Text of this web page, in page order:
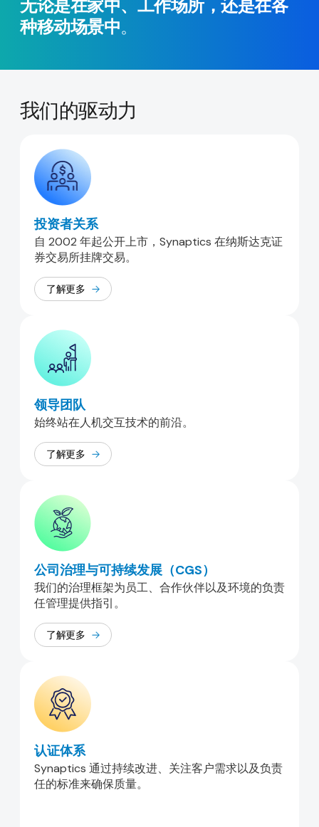
无论是在家中、工作场所，还是在各
种移动场景中。
我们的驱动力
投资者关系
自 2002 年起公开上市，Synaptics 在纳斯达克证
券交易所挂牌交易。
了解更多
领导团队
始终站在人机交互技术的前沿。
了解更多
公司治理与可持续发展（CGS）
我们的治理框架为员工、合作伙伴以及环境的负责
任管理提供指引。
了解更多
认证体系
Synaptics 通过持续改进、关注客户需求以及负责
任的标准来确保质量。